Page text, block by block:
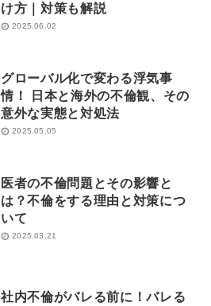
け方｜対策も解説
2025.06.02
グローバル化で変わる浮気事
情！ 日本と海外の不倫観、その
意外な実態と対処法
2025.05.05
医者の不倫問題とその影響と
は？不倫をする理由と対策につ
いて
2025.03.21
社内不倫がバレる前に！バレる